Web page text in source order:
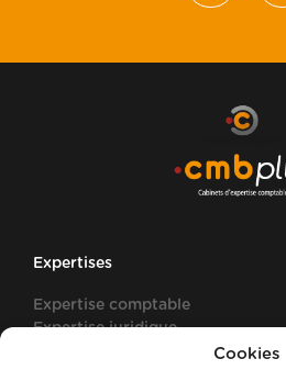
Cookies
Expertises
Expertise comptable
Expertise juridique